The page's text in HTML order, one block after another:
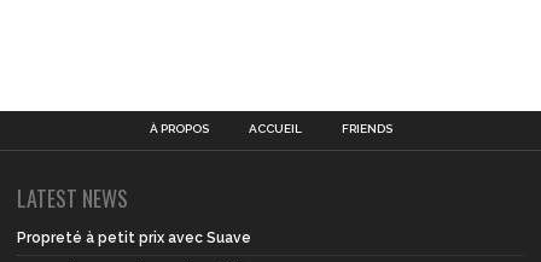
À PROPOS ACCUEIL FRIENDS
LATEST NEWS
Propreté à petit prix avec Suave